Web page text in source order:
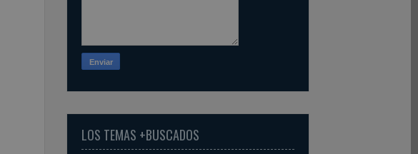
LOS TEMAS +BUSCADOS